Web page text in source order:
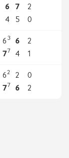
6
7
4
5
2
0
6 3
6
77 4
2
1
62
2
77 6
0
2